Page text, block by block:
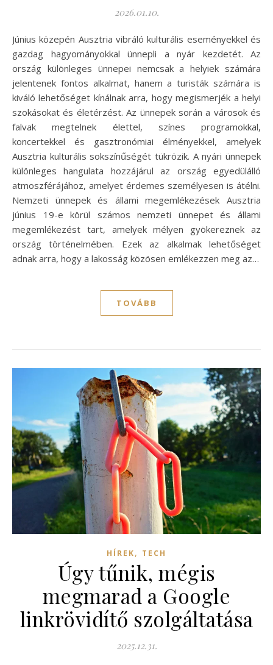
2026.01.10.
Június közepén Ausztria vibráló kulturális eseményekkel és
gazdag hagyományokkal ünnepli a nyár kezdetét. Az
ország különleges ünnepei nemcsak a helyiek számára
jelentenek fontos alkalmat, hanem a turisták számára is
kiváló lehetőséget kínálnak arra, hogy megismerjék a helyi
szokásokat és életérzést. Az ünnepek során a városok és
falvak megtelnek élettel, színes programokkal,
koncertekkel és gasztronómiai élményekkel, amelyek
Ausztria kulturális sokszínűségét tükrözik. A nyári ünnepek
különleges hangulata hozzájárul az ország egyedülálló
atmoszférájához, amelyet érdemes személyesen is átélni.
Nemzeti ünnepek és állami megemlékezések Ausztria
június 19-e körül számos nemzeti ünnepet és állami
megemlékezést tart, amelyek mélyen gyökereznek az
ország történelmében. Ezek az alkalmak lehetőséget
adnak arra, hogy a lakosság közösen emlékezzen meg az…
TOVÁBB
HÍREK, TECH
Úgy tűnik, mégis
megmarad a Google
linkrövidítő szolgáltatása
2025.12.31.